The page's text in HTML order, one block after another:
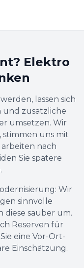
Elektro
lassen sich
und zusätzliche
umsetzen. Wir
uns mit
nach
Sie spätere
Wir
sinnvolle
diese sauber um.
Reserven für
eine Vor-Ort-
Einschätzung.